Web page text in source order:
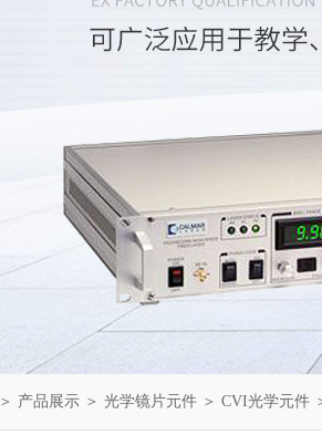
＞ 产品展示 ＞ 光学镜片元件 ＞ CVI光学元件